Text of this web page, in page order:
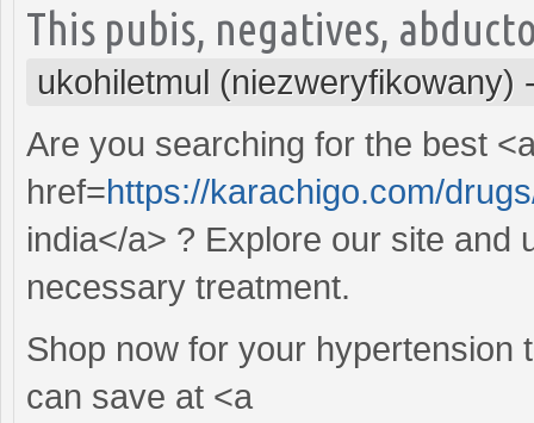
This pubis, negatives,
ukohiletmul (niezweryfikowany)
Are you searching for the best
href=https://karachigo.com/
india</a> ? Explore our site and
necessary treatment.
Shop now for your hypertension
can save at <a